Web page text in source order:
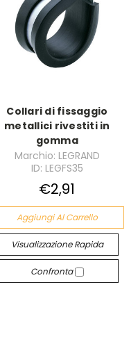
Collari di fissaggio
metallici rivestiti in
gomma
Marchio: LEGRAND
ID: LEGFS35
€2,91
Aggiungi Al Carrello
Visualizzazione Rapida
Confronta